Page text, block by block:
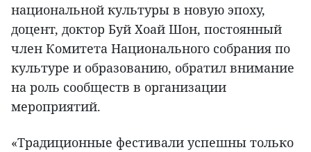
национальной культуры в новую эпоху,
доцент, доктор Буй Хоай Шон, постоянный
член Комитета Национального собрания по
культуре и образованию, обратил внимание
на роль сообществ в организации
мероприятий.
«Традиционные фестивали успешны только